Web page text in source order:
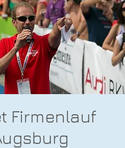
Firmenlauf